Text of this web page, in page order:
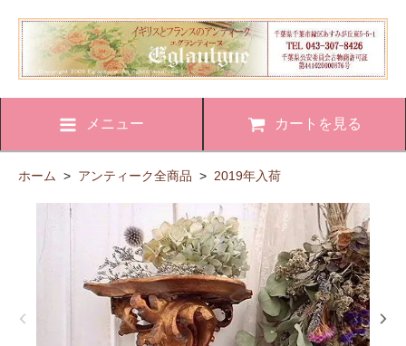
メニュー カートを見る
ホーム > アンティーク全商品 > 2019年入荷